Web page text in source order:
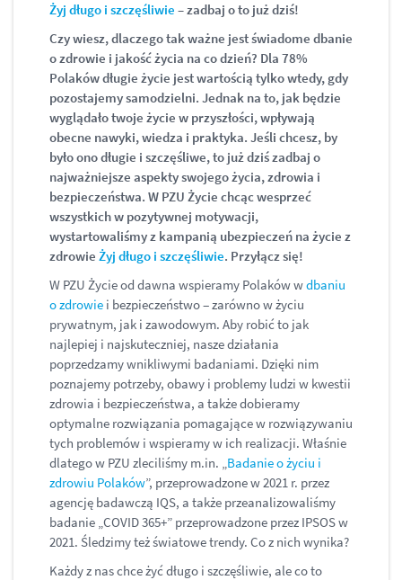
Żyj długo i szczęśliwie – zadbaj o to już dziś!
Czy wiesz, dlaczego tak ważne jest świadome dbanie
o zdrowie i jakość życia na co dzień? Dla 78%
Polaków długie życie jest wartością tylko wtedy, gdy
pozostajemy samodzielni. Jednak na to, jak będzie
wyglądało twoje życie w przyszłości, wpływają
obecne nawyki, wiedza i praktyka. Jeśli chcesz, by
było ono długie i szczęśliwe, to już dziś zadbaj o
najważniejsze aspekty swojego życia, zdrowia i
bezpieczeństwa. W PZU Życie chcąc wesprzeć
wszystkich w pozytywnej motywacji,
wystartowaliśmy z kampanią ubezpieczeń na życie z
zdrowie Żyj długo i szczęśliwie. Przyłącz się!
W PZU Życie od dawna wspieramy Polaków wdbaniu
o zdrowie i bezpieczeństwo ‒ zarówno w życiu
prywatnym, jak i zawodowym. Aby robić to jak
najlepiej i najskuteczniej, nasze działania
poprzedzamy wnikliwymi badaniami. Dzięki nim
poznajemy potrzeby, obawy i problemy ludzi w kwestii
zdrowia i bezpieczeństwa, a także dobieramy
optymalne rozwiązania pomagające w rozwiązywaniu
tych problemów i wspieramy w ich realizacji. Właśnie
dlatego w PZU zleciliśmy m.in. „Badanie o życiu i
zdrowiu Polaków”, przeprowadzone w 2021 r. przez
agencję badawczą IQS, a także przeanalizowaliśmy
badanie „COVID 365+” przeprowadzone przez IPSOS w
2021. Śledzimy też światowe trendy. Co z nich wynika?
Każdy z nas chce żyć długo i szczęśliwie, ale co to